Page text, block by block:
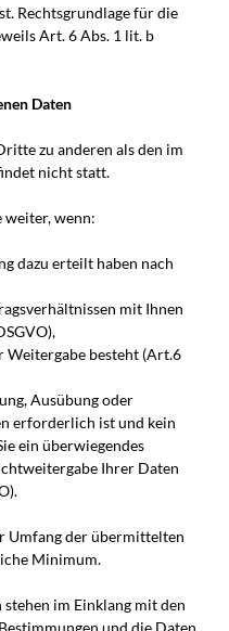
Rechtsgrundlage für die
Art. 6 Abs. 1 lit. b
Daten
zu anderen als den im
nicht statt.
wenn:
dazu erteilt haben nach
mit Ihnen
Weitergabe besteht (Art.6
Ausübung oder
erforderlich ist und kein
ein überwiegendes
Ihrer Daten
Umfang der übermittelten
Minimum.
im Einklang mit den
und die Daten